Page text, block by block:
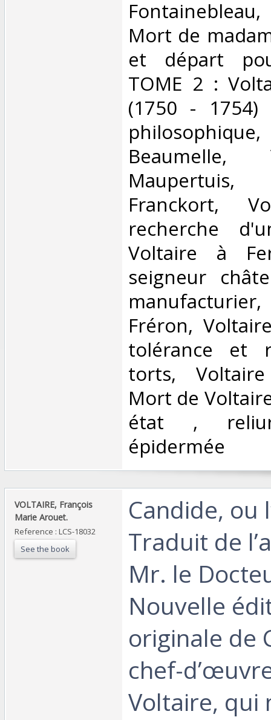
Mort de
et départ
TOME 2 :
(1750 -
Franckort,
recherche
Voltaire à
seigneur
Fréron,
tolérance et
torts,
Mort de
état ,
épidermée ‎
‎VOLTAIRE, François
Marie Arouet.‎
Reference : LCS-18032
See the book
‎Candide, ou
Traduit de
Mr. le
Nouvelle
originale de
chef-
Voltaire, qui